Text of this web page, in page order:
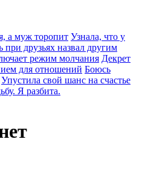
а муж торопит Узнала, что у
при друзьях назвал другим
режим молчания Декрет
для отношений Боюсь
Упустила свой шанс на счастье
Я разбита.